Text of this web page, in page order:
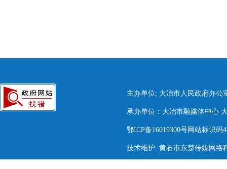
主办单位: 大冶市人民政府办公
承办单位：大冶市融媒体中心
鄂ICP备16019300号网站标识码
技术维护: 黄石市东楚传媒网络